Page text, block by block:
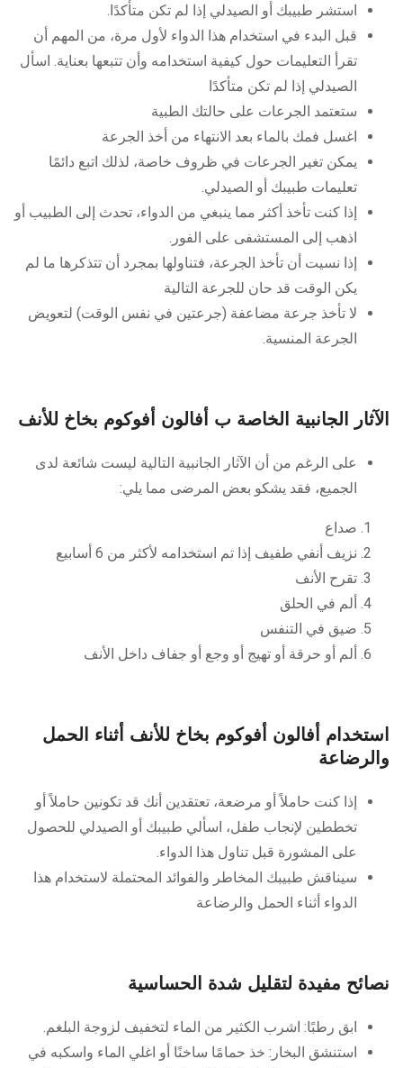
استشر طبيبك أو الصيدلي إذا لم تكن متأكدًا.
قبل البدء في استخدام هذا الدواء لأول مرة، من المهم أن
تقرأ التعليمات حول كيفية استخدامه وأن تتبعها بعناية. اسأل
الصيدلي إذا لم تكن متأكدًا
ستعتمد الجرعات على حالتك الطبية
اغسل فمك بالماء بعد الانتهاء من أخذ الجرعة
يمكن تغير الجرعات في ظروف خاصة، لذلك اتبع دائمًا
تعليمات طبيبك أو الصيدلي.
إذا كنت تأخذ أكثر مما ينبغي من الدواء، تحدث إلى الطبيب أو
اذهب إلى المستشفى على الفور.
إذا نسيت أن تأخذ الجرعة، فتناولها بمجرد أن تتذكرها ما لم
يكن الوقت قد حان للجرعة التالية
لا تأخذ جرعة مضاعفة (جرعتين في نفس الوقت) لتعويض
الجرعة المنسية.
الآثار الجانبية الخاصة ب أفالون أفوكوم بخاخ للأنف
على الرغم من أن الآثار الجانبية التالية ليست شائعة لدى
الجميع، فقد يشكو بعض المرضى مما يلي:
صداع
نزيف أنفي طفيف إذا تم استخدامه لأكثر من 6 أسابيع
تقرح الأنف
ألم في الحلق
ضيق في التنفس
ألم أو حرقة أو تهيج أو وجع أو جفاف داخل الأنف
استخدام أفالون أفوكوم بخاخ للأنف أثناء الحمل
والرضاعة
إذا كنت حاملاً أو مرضعة، تعتقدين أنك قد تكونين حاملاً أو
تخططين لإنجاب طفل، اسألي طبيبك أو الصيدلي للحصول
على المشورة قبل تناول هذا الدواء.
سيناقش طبيبك المخاطر والفوائد المحتملة لاستخدام هذا
الدواء أثناء الحمل والرضاعة
نصائح مفيدة لتقليل شدة الحساسية
ابق رطبًا: اشرب الكثير من الماء لتخفيف لزوجة البلغم.
استنشق البخار: خذ حمامًا ساخنًا أو اغلي الماء واسكبه في